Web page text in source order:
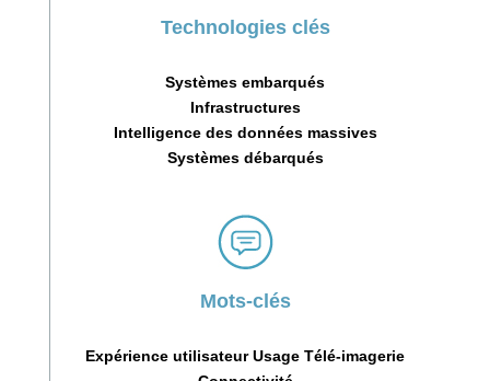
Technologies clés
Systèmes embarqués
Infrastructures
Intelligence des données massives
Systèmes débarqués
Mots-clés
Expérience utilisateur Usage Télé-imagerie